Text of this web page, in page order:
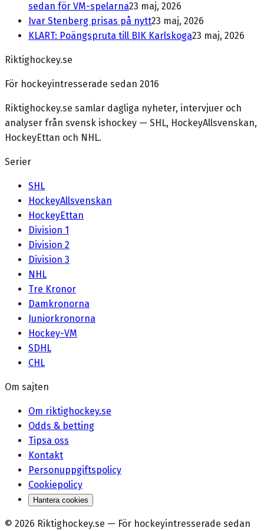
sedan för VM-spelarna23 maj, 2026
Ivar Stenberg prisas på nytt23 maj, 2026
KLART: Poängspruta till BIK Karlskoga23 maj, 2026
Riktighockey.se
För hockeyintresserade sedan 2016
Riktighockey.se samlar dagliga nyheter, intervjuer och
analyser från svensk ishockey — SHL, HockeyAllsvenskan,
HockeyEttan och NHL.
Serier
SHL
HockeyAllsvenskan
HockeyEttan
Division 1
Division 2
Division 3
NHL
Tre Kronor
Damkronorna
Juniorkronorna
Hockey-VM
SDHL
CHL
Om sajten
Om riktighockey.se
Odds & betting
Tipsa oss
Kontakt
Personuppgiftspolicy
Cookiepolicy
Hantera cookies
© 2026 Riktighockey.se — För hockeyintresserade sedan